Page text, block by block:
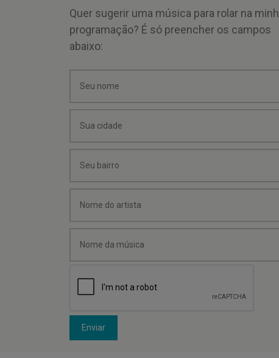
Quer sugerir uma música para rolar na
programação? É só preencher os campos
abaixo:
Enviar